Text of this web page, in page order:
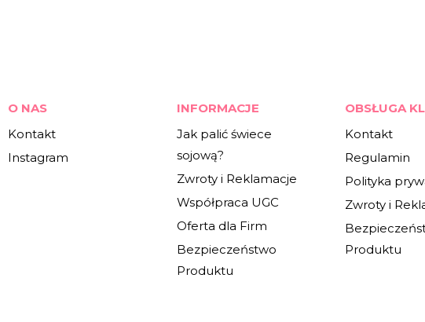
O NAS
Kontakt
Instagram
INFORMACJE
Jak palić świece
sojową?
Zwroty i Reklamacje
Współpraca UGC
Oferta dla Firm
Bezpieczeństwo
Produktu
OBSŁUGA
Kontakt
Regulamin
Polityka
Zwroty i
Produktu